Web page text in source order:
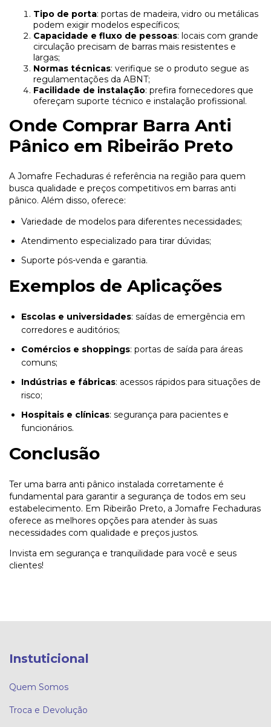
Tipo de porta: portas de madeira, vidro ou metálicas
podem exigir modelos específicos;
Capacidade e fluxo de pessoas: locais com grande
circulação precisam de barras mais resistentes e
largas;
Normas técnicas: verifique se o produto segue as
regulamentações da ABNT;
Facilidade de instalação: prefira fornecedores que
ofereçam suporte técnico e instalação profissional.
Onde Comprar Barra Anti
Pânico em Ribeirão Preto
A Jomafre Fechaduras é referência na região para quem
busca qualidade e preços competitivos em barras anti
pânico. Além disso, oferece:
Variedade de modelos para diferentes necessidades;
Atendimento especializado para tirar dúvidas;
Suporte pós-venda e garantia.
Exemplos de Aplicações
Escolas e universidades: saídas de emergência em
corredores e auditórios;
Comércios e shoppings: portas de saída para áreas
comuns;
Indústrias e fábricas: acessos rápidos para situações de
risco;
Hospitais e clínicas: segurança para pacientes e
funcionários.
Conclusão
Ter uma barra anti pânico instalada corretamente é
fundamental para garantir a segurança de todos em seu
estabelecimento. Em Ribeirão Preto, a Jomafre Fechaduras
oferece as melhores opções para atender às suas
necessidades com qualidade e preços justos.
Invista em segurança e tranquilidade para você e seus
clientes!
Instuticional
Quem Somos
Troca e Devolução